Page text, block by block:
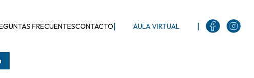
FRECUENTESCONTACTO| AULA VIRTUAL |